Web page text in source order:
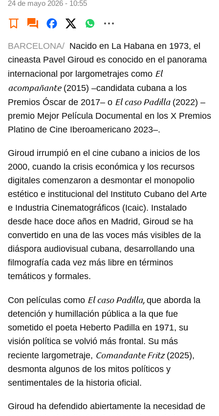
24 de mayo 2026 - 10:55
BARCELONA/ Nacido en La Habana en 1973, el
cineasta Pavel Giroud es conocido en el panorama
internacional por largometrajes como El
acompañante(2015) –candidata cubana a los
Premios Óscar de 2017– o El caso Padilla(2022) –
premio Mejor Película Documental en los X Premios
Platino de Cine Iberoamericano 2023–.
Giroud irrumpió en el cine cubano a inicios de los
2000, cuando la crisis económica y los recursos
digitales comenzaron a desmontar el monopolio
estético e institucional del Instituto Cubano del Arte
e Industria Cinematográficos (Icaic). Instalado
desde hace doce años en Madrid, Giroud se ha
convertido en una de las voces más visibles de la
diáspora audiovisual cubana, desarrollando una
filmografía cada vez más libre en términos
temáticos y formales.
Con películas como El caso Padilla, que aborda la
detención y humillación pública a la que fue
sometido el poeta Heberto Padilla en 1971, su
visión política se volvió más frontal. Su más
reciente largometraje, Comandante Fritz(2025),
desmonta algunos de los mitos políticos y
sentimentales de la historia oficial.
Giroud ha defendido abiertamente la necesidad de